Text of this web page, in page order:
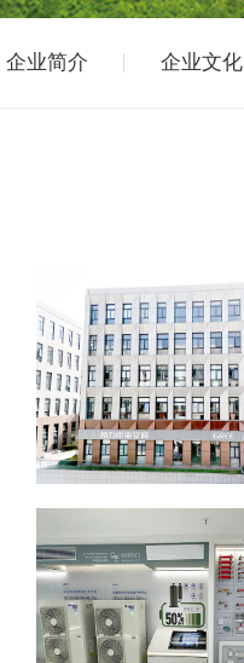
企业简介 企业文化